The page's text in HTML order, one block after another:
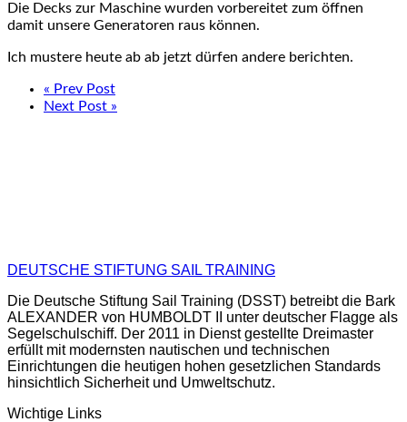
Die Decks zur Maschine wurden vorbereitet zum öffnen
damit unsere Generatoren raus können.
Ich mustere heute ab ab jetzt dürfen andere berichten.
« Prev Post
Next Post »
DEUTSCHE STIFTUNG SAIL TRAINING
Die Deutsche Stiftung Sail Training (DSST) betreibt die Bark
ALEXANDER von HUMBOLDT II unter deutscher Flagge als
Segelschulschiff. Der 2011 in Dienst gestellte Dreimaster
erfüllt mit modernsten nautischen und technischen
Einrichtungen die heutigen hohen gesetzlichen Standards
hinsichtlich Sicherheit und Umweltschutz.
Wichtige Links